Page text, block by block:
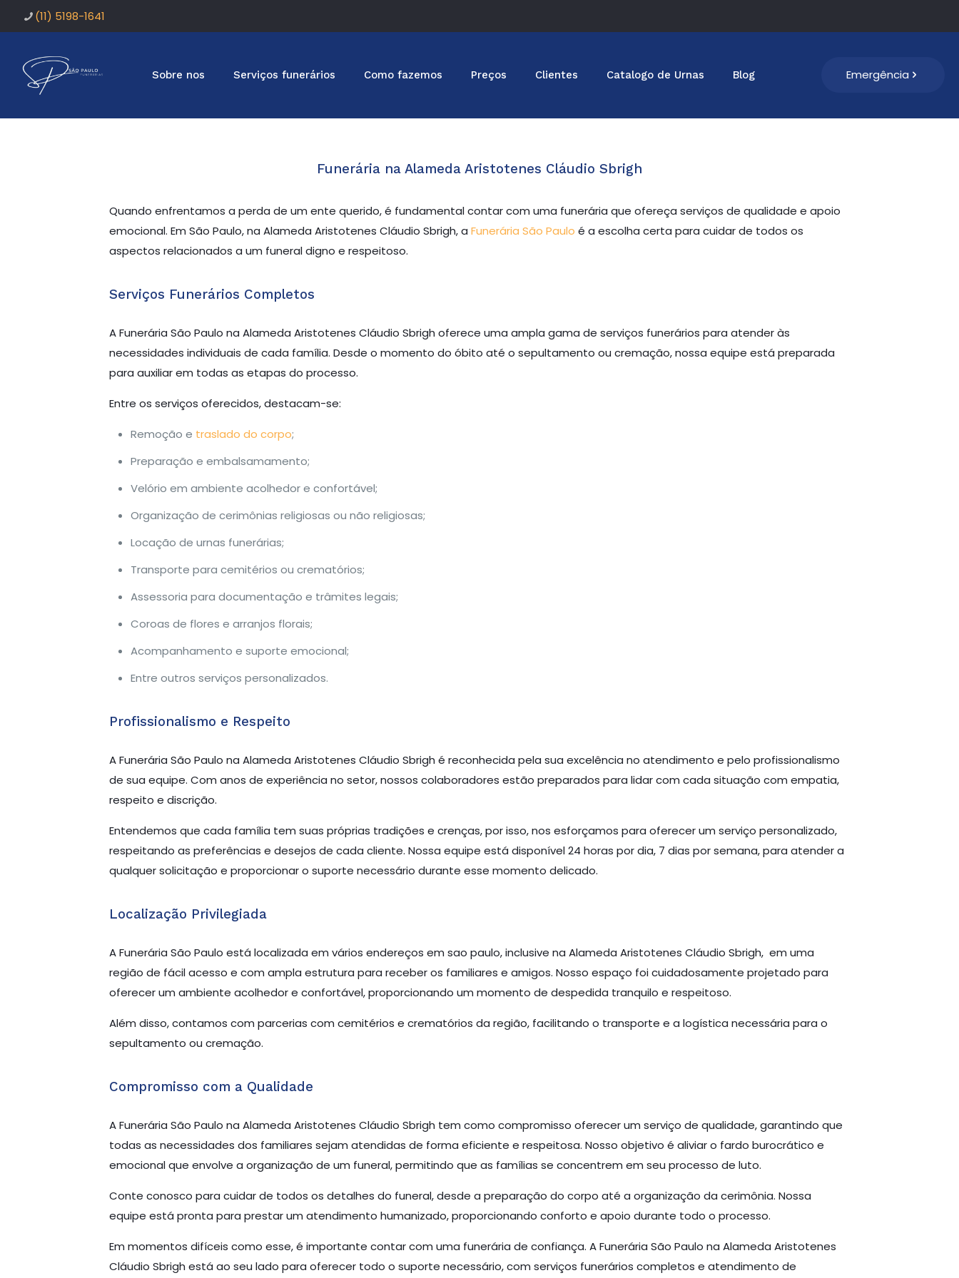
(11) 5198-1641
Sobre nos Serviços funerários Como fazemos Preços Clientes Catalogo de Urnas Blog Emergência
Funerária na Alameda Aristotenes Cláudio Sbrigh
Quando enfrentamos a perda de um ente querido, é fundamental contar com uma funerária que ofereça serviços de qualidade e apoio
emocional. Em São Paulo, na Alameda Aristotenes Cláudio Sbrigh, a Funerária São Paulo é a escolha certa para cuidar de todos os
aspectos relacionados a um funeral digno e respeitoso.
Serviços Funerários Completos
A Funerária São Paulo na Alameda Aristotenes Cláudio Sbrigh oferece uma ampla gama de serviços funerários para atender às
necessidades individuais de cada família. Desde o momento do óbito até o sepultamento ou cremação, nossa equipe está preparada
para auxiliar em todas as etapas do processo.
Entre os serviços oferecidos, destacam-se:
Remoção e traslado do corpo;
Preparação e embalsamamento;
Velório em ambiente acolhedor e confortável;
Organização de cerimônias religiosas ou não religiosas;
Locação de urnas funerárias;
Transporte para cemitérios ou crematórios;
Assessoria para documentação e trâmites legais;
Coroas de flores e arranjos florais;
Acompanhamento e suporte emocional;
Entre outros serviços personalizados.
Profissionalismo e Respeito
A Funerária São Paulo na Alameda Aristotenes Cláudio Sbrigh é reconhecida pela sua excelência no atendimento e pelo profissionalismo
de sua equipe. Com anos de experiência no setor, nossos colaboradores estão preparados para lidar com cada situação com empatia,
respeito e discrição.
Entendemos que cada família tem suas próprias tradições e crenças, por isso, nos esforçamos para oferecer um serviço personalizado,
respeitando as preferências e desejos de cada cliente. Nossa equipe está disponível 24 horas por dia, 7 dias por semana, para atender a
qualquer solicitação e proporcionar o suporte necessário durante esse momento delicado.
Localização Privilegiada
A Funerária São Paulo está localizada em vários endereços em sao paulo, inclusive na Alameda Aristotenes Cláudio Sbrigh, em uma
região de fácil acesso e com ampla estrutura para receber os familiares e amigos. Nosso espaço foi cuidadosamente projetado para
oferecer um ambiente acolhedor e confortável, proporcionando um momento de despedida tranquilo e respeitoso.
Além disso, contamos com parcerias com cemitérios e crematórios da região, facilitando o transporte e a logística necessária para o
sepultamento ou cremação.
Compromisso com a Qualidade
A Funerária São Paulo na Alameda Aristotenes Cláudio Sbrigh tem como compromisso oferecer um serviço de qualidade, garantindo que
todas as necessidades dos familiares sejam atendidas de forma eficiente e respeitosa. Nosso objetivo é aliviar o fardo burocrático e
emocional que envolve a organização de um funeral, permitindo que as famílias se concentrem em seu processo de luto.
Conte conosco para cuidar de todos os detalhes do funeral, desde a preparação do corpo até a organização da cerimônia. Nossa
equipe está pronta para prestar um atendimento humanizado, proporcionando conforto e apoio durante todo o processo.
Em momentos difíceis como esse, é importante contar com uma funerária de confiança. A Funerária São Paulo na Alameda Aristotenes
Cláudio Sbrigh está ao seu lado para oferecer todo o suporte necessário, com serviços funerários completos e atendimento de